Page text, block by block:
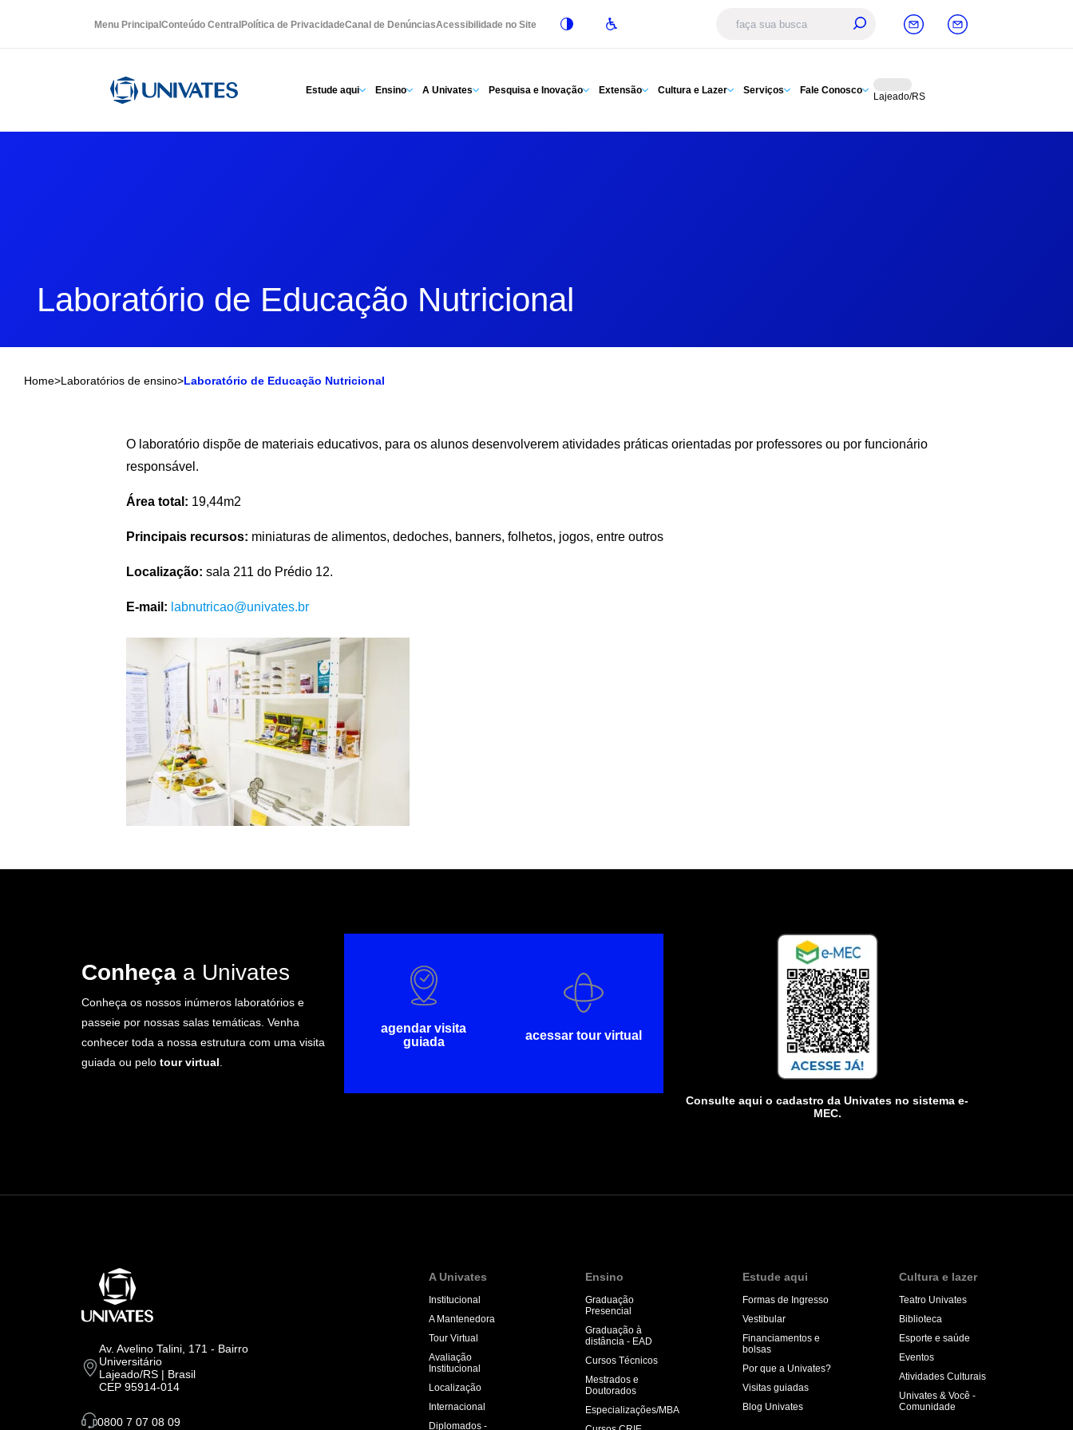
Menu Principal Conteúdo Central Política de PrivacidadeCanal de DenúnciasAcessibilidade no Site
Estude aqui Ensino A Univates Pesquisa e Inovação Extensão Cultura e Lazer Serviços Fale Conosco
Lajeado/RS
Laboratório de Educação Nutricional
Home>Laboratórios de ensino>Laboratório de Educação Nutricional
O laboratório dispõe de materiais educativos, para os alunos desenvolverem atividades práticas orientadas por professores ou por funcionário
responsável.
Área total: 19,44m2
Principais recursos: miniaturas de alimentos, dedoches, banners, folhetos, jogos, entre outros
Localização: sala 211 do Prédio 12.
E-mail: labnutricao@univates.br
Conheça a Univates
Conheça os nossos inúmeros laboratórios e
passeie por nossas salas temáticas. Venha
conhecer toda a nossa estrutura com uma visita
guiada ou pelo tour virtual
agendar visita
guiada
acessar tour virtual
Consulte aqui o cadastro da Univates no sistema e-
MEC.
Av. Avelino Talini, 171 - Bairro
Universitário
Lajeado/RS | Brasil
CEP 95914-014
0800 7 07 08 09
A Univates
Institucional
A Mantenedora
Tour Virtual
Avaliação
Institucional
Localização
Internacional
Diplomados -
Ensino
Graduação
Presencial
Graduação à
distância - EAD
Cursos Técnicos
Mestrados e
Doutorados
Especializações/MBA
Estude aqui
Formas de Ingresso
Vestibular
Financiamentos e
bolsas
Por que a Univates?
Visitas guiadas
Blog Univates
Cultura e lazer
Teatro Univates
Biblioteca
Esporte e saúde
Eventos
Atividades Culturais
Univates & Você -
Comunidade